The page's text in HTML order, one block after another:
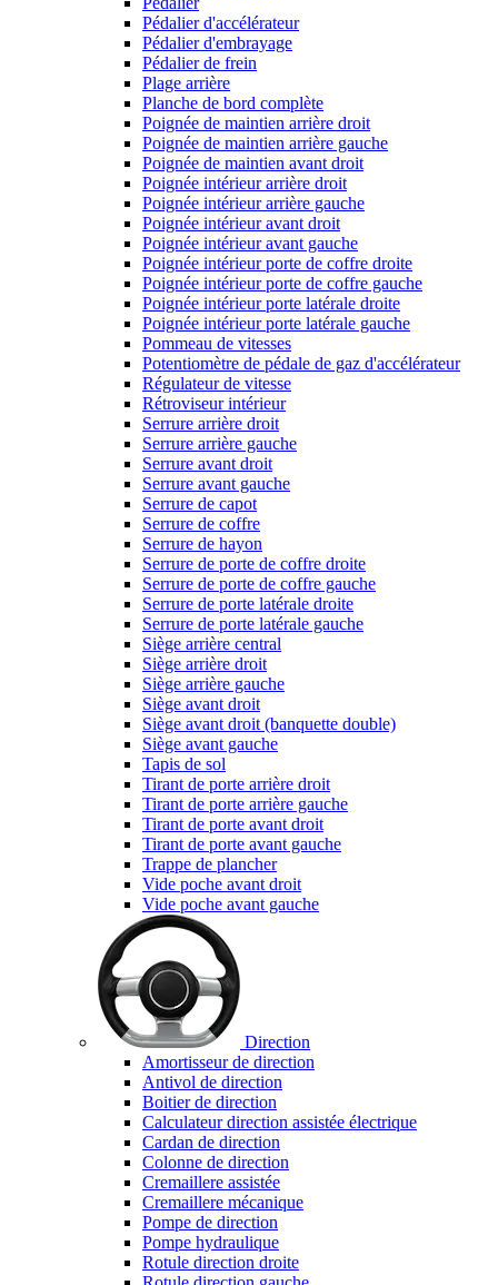
Pédalier d'accélérateur
Pédalier d'embrayage
Pédalier de frein
Plage arrière
Planche de bord complète
Poignée de maintien arrière droit
Poignée de maintien arrière gauche
Poignée de maintien avant droit
Poignée intérieur arrière droit
Poignée intérieur arrière gauche
Poignée intérieur avant droit
Poignée intérieur avant gauche
Poignée intérieur porte de coffre droite
Poignée intérieur porte de coffre gauche
Poignée intérieur porte latérale droite
Poignée intérieur porte latérale gauche
Pommeau de vitesses
Potentiomètre de pédale de gaz d'accélérateur
Régulateur de vitesse
Rétroviseur intérieur
Serrure arrière droit
Serrure arrière gauche
Serrure avant droit
Serrure avant gauche
Serrure de capot
Serrure de coffre
Serrure de hayon
Serrure de porte de coffre droite
Serrure de porte de coffre gauche
Serrure de porte latérale droite
Serrure de porte latérale gauche
Siège arrière central
Siège arrière droit
Siège arrière gauche
Siège avant droit
Siège avant droit (banquette double)
Siège avant gauche
Tapis de sol
Tirant de porte arrière droit
Tirant de porte arrière gauche
Tirant de porte avant droit
Tirant de porte avant gauche
Trappe de plancher
Vide poche avant droit
Vide poche avant gauche
Direction
Amortisseur de direction
Antivol de direction
Boitier de direction
Calculateur direction assistée électrique
Cardan de direction
Colonne de direction
Cremaillere assistée
Cremaillere mécanique
Pompe de direction
Pompe hydraulique
Rotule direction droite